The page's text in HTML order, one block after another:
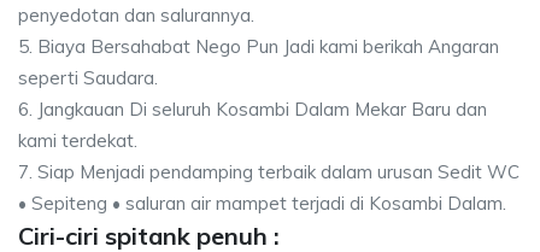
penyedotan dan salurannya.
5. Biaya Bersahabat Nego Pun Jadi kami berikah Angaran
seperti Saudara.
6. Jangkauan Di seluruh Kosambi Dalam Mekar Baru dan
kami terdekat.
7. Siap Menjadi pendamping terbaik dalam urusan Sedit WC
• Sepiteng • saluran air mampet terjadi di Kosambi Dalam.
Ciri-ciri spitank penuh :